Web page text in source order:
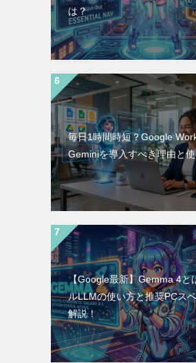
は？
毎日1時間時短？Google
Geminiを導入すべき理由と
【Google最新】Gemma 4と
ルLLMの使い方と推奨PCス
解説！